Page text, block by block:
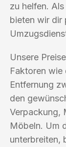
zu helfen.
bieten wir dir
Unsere
Faktoren wie
Entfernung
den
Verpackung,
Möbeln. Um
unterbreiten,